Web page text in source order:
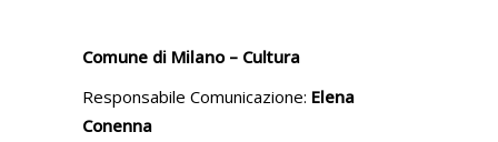
Comune di Milano – Cultura
Responsabile Comunicazione: Elena
Conenna